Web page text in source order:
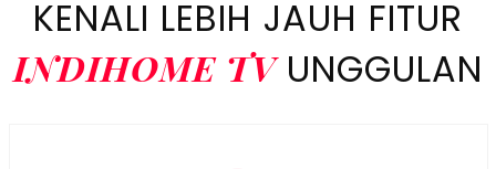
KENALI LEBIH JAUH FITUR
INDIHOME TVUNGGULAN